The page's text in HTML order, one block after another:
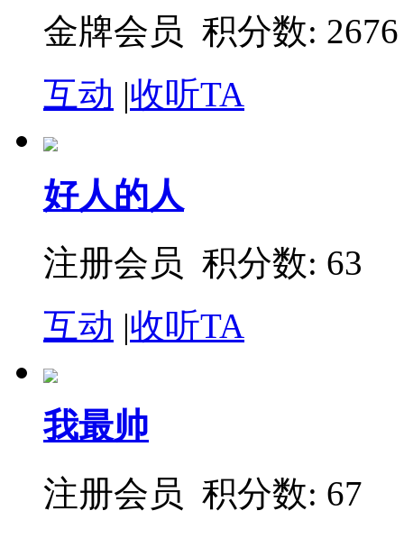
金牌会员 积分数: 2676
互动 |收听TA
好人的人
注册会员 积分数: 63
互动 |收听TA
我最帅
注册会员 积分数: 67